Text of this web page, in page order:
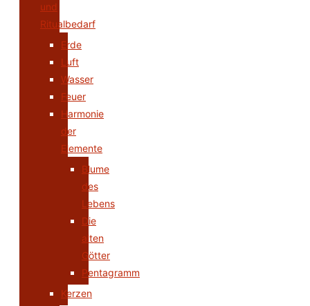
und
Ritualbedarf
Erde
Luft
Wasser
Feuer
Harmonie
der
Elemente
Blume
des
Lebens
Die
alten
Götter
Pentagramm
Kerzen